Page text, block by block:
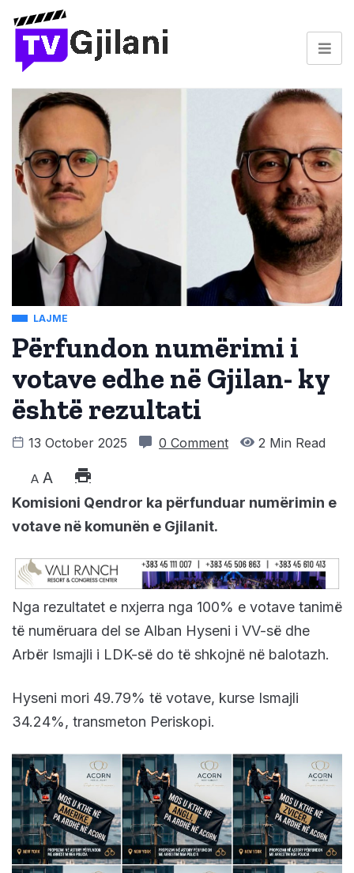
LAJME
Përfundon numërimi i
votave edhe në Gjilan- ky
është rezultati
13 October 2025 0 Comment 2 Min Read
A A
Komisioni Qendror ka përfunduar numërimin e
votave në komunën e Gjilanit.
Nga rezultatet e nxjerra nga 100% e votave tanimë
të numëruara del se Alban Hyseni i VV-së dhe
Arbër Ismajli i LDK-së do të shkojnë në balotazh.
Hyseni mori 49.79% të votave, kurse Ismajli
34.24%, transmeton Periskopi.